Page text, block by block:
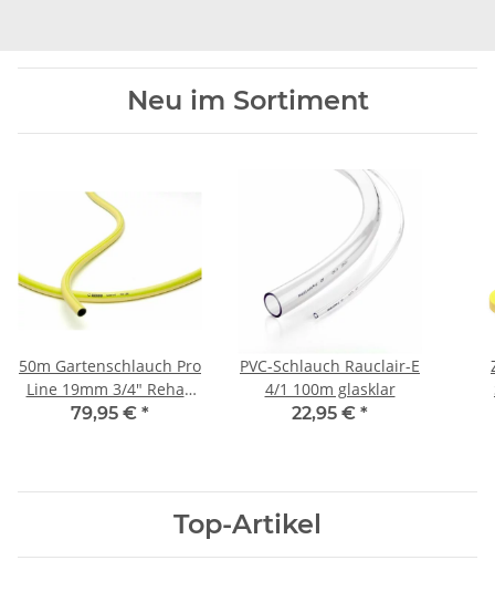
Neu im Sortiment
50m Gartenschlauch Pro
Line 19mm 3/4" Rehau
gelb
79,95 € *
PVC-Schlauch Rauclair-E
4/1 100m glasklar
22,95 € *
Top-Artikel